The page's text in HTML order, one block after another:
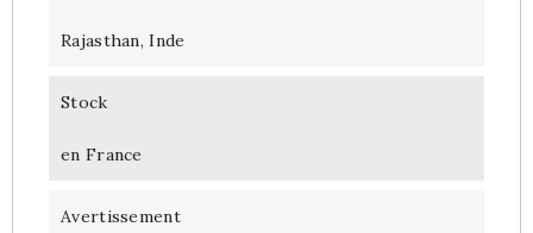
Rajasthan, Inde
Stock
en France
Avertissement